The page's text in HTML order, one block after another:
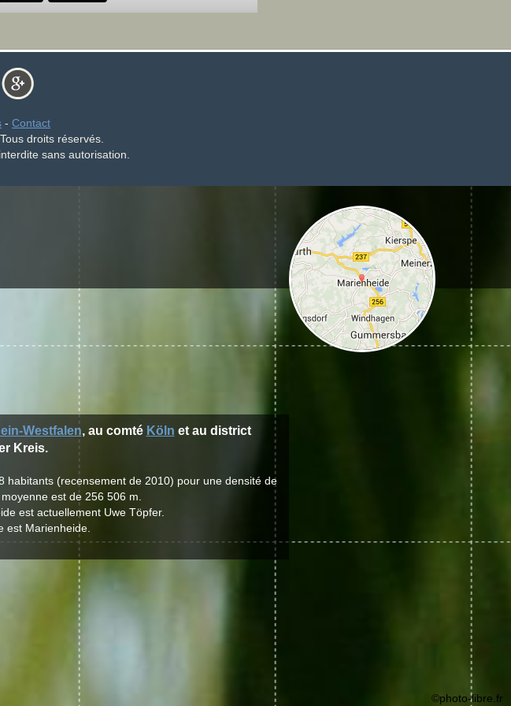
- Contact
droits réservés.
sans autorisation.
Westfalen, au comté Köln et au district
Kreis.
habitants (recensement de 2010) pour une densité de
est de 256 506 m.
est actuellement Uwe Töpfer.
est Marienheide.
©photo-libre.fr